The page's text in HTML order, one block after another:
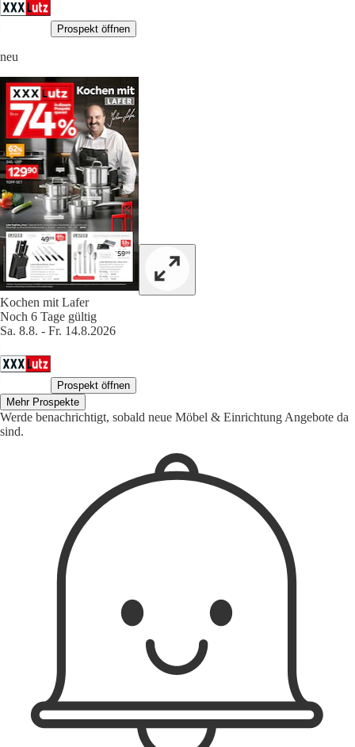
Prospekt öffnen
neu
Kochen mit Lafer
Noch 6 Tage gültig
Sa. 8.8. - Fr. 14.8.2026
Prospekt öffnen
Mehr Prospekte
Werde benachrichtigt, sobald neue Möbel & Einrichtung Angebote da
sind.